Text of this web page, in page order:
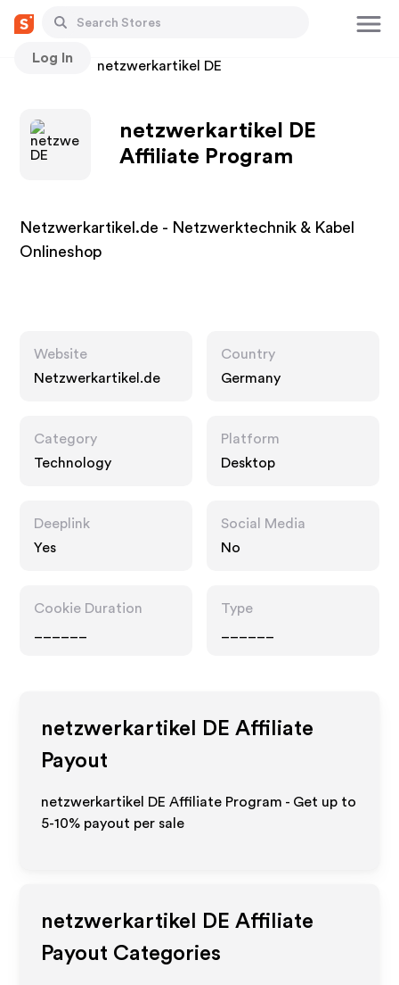
Log In
Stores netzwerkartikel DE
netzwerkartikel DE
Affiliate Program
Netzwerkartikel.de - Netzwerktechnik & Kabel
Onlineshop
Website
Netzwerkartikel.de
Country
Germany
Category
Technology
Platform
Desktop
Deeplink
Yes
Social Media
No
Cookie Duration
Type
netzwerkartikel DE Affiliate
Payout
netzwerkartikel DE Affiliate Program - Get up to
5-10% payout per sale
netzwerkartikel DE Affiliate
Payout Categories